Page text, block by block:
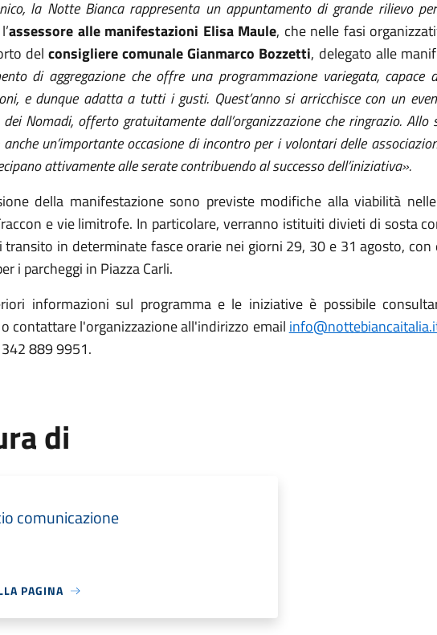
la Notte Bianca rappresenta un appuntamento di grande rilievo
assessore alle manifestazioni Elisa Maule, che nelle fasi
del consigliere comunaleGianmarco Bozzetti, delegato alle
di aggregazione che offre una programmazione variegata, capace
e dunque adatta a tutti i gusti. Quest’anno si arricchisce con un
dei Nomadi, offerto gratuitamente dall’organizzazione che ringrazio.
anche un’importante occasione di incontro per i volontari delle
attivamente alle serate contribuendo al successo dell’iniziativa».
della manifestazione sono previste modifiche alla viabilità
e vie limitrofe. In particolare, verranno istituiti divieti di sosta
transito in determinate fasce orarie nei giorni 29, 30 e 31 agosto, con
i parcheggi in Piazza Carli.
informazioni sul programma e le iniziative è possibile
contattare l'organizzazione all'indirizzo email
889 9951.
di
comunicazione
PAGINA